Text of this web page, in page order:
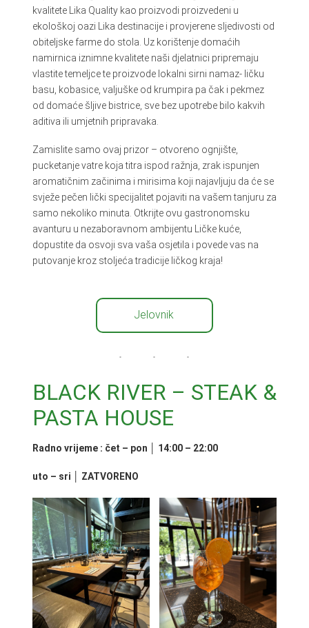
kvalitete Lika Quality kao proizvodi proizvedeni u
ekološkoj oazi Lika destinacije i provjerene sljedivosti od
obiteljske farme do stola. Uz korištenje domaćih
namirnica iznimne kvalitete naši djelatnici pripremaju
vlastite temeljce te proizvode lokalni sirni namaz- ličku
basu, kobasice, valjuške od krumpira pa čak i pekmez
od domaće šljive bistrice, sve bez upotrebe bilo kakvih
aditiva ili umjetnih pripravaka.
Zamislite samo ovaj prizor – otvoreno ognjište,
pucketanje vatre koja titra ispod ražnja, zrak ispunjen
aromatičnim začinima i mirisima koji najavljuju da će se
svježe pečen lički specijalitet pojaviti na vašem tanjuru za
samo nekoliko minuta. Otkrijte ovu gastronomsku
avanturu u nezaboravnom ambijentu Ličke kuće,
dopustite da osvoji sva vaša osjetila i povede vas na
putovanje kroz stoljeća tradicije ličkog kraja!
Jelovnik
BLACK RIVER – STEAK &
PASTA HOUSE
Radno vrijeme : čet – pon │ 14:00 – 22:00
uto – sri │ ZATVORENO